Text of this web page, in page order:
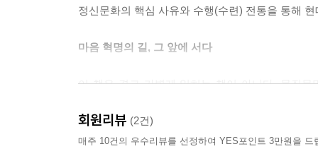
정신문화의 핵심 사유와 수행(수련) 전통을 통해
마음 혁명의 길, 그 앞에 서다
이 책은 결코 가볍게 읽히는 책이 아니다. 물질
나’를 환기하고, 스스로의 주체성을 회복하는
묻는다.
회원리뷰 (2건)
매주 10건의 우수리뷰를 선정하여 YES포인트 3만원을 드